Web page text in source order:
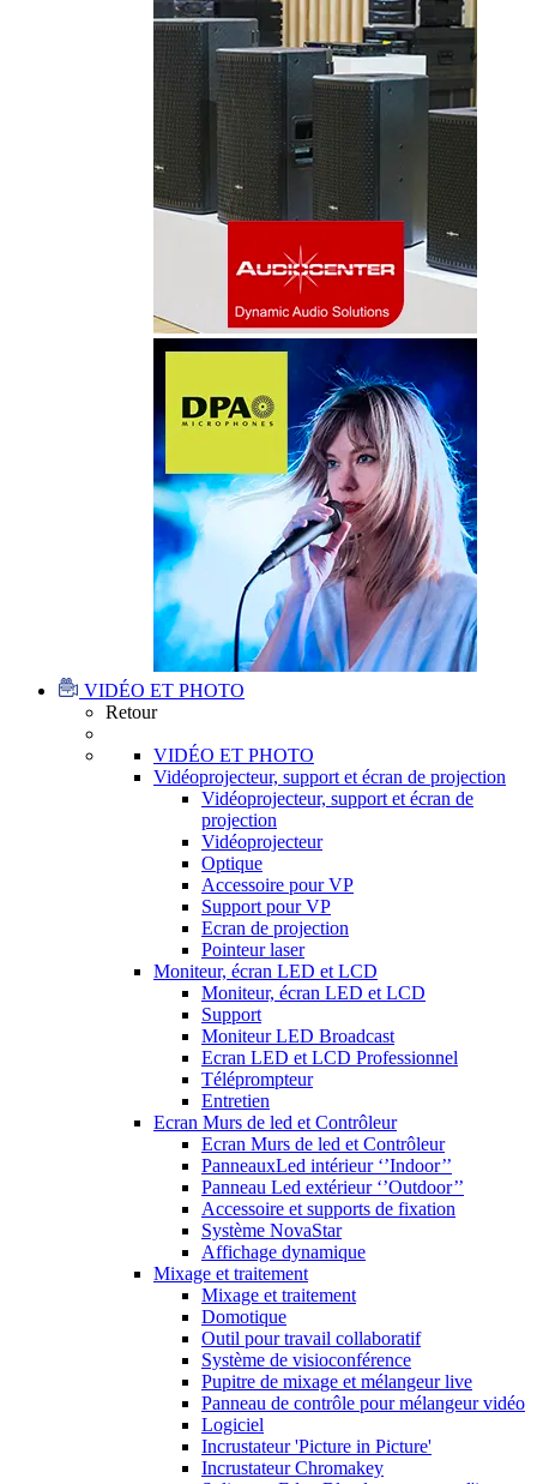
VIDÉO ET PHOTO
Retour
VIDÉO ET PHOTO
Vidéoprojecteur, support et écran de projection
Vidéoprojecteur, support et écran de
projection
Vidéoprojecteur
Optique
Accessoire pour VP
Support pour VP
Ecran de projection
Pointeur laser
Moniteur, écran LED et LCD
Moniteur, écran LED et LCD
Support
Moniteur LED Broadcast
Ecran LED et LCD Professionnel
Téléprompteur
Entretien
Ecran Murs de led et Contrôleur
Ecran Murs de led et Contrôleur
PanneauxLed intérieur ‘’Indoor’’
Panneau Led extérieur ‘’Outdoor’’
Accessoire et supports de fixation
Système NovaStar
Affichage dynamique
Mixage et traitement
Mixage et traitement
Domotique
Outil pour travail collaboratif
Système de visioconférence
Pupitre de mixage et mélangeur live
Panneau de contrôle pour mélangeur vidéo
Logiciel
Incrustateur 'Picture in Picture'
Incrustateur Chromakey